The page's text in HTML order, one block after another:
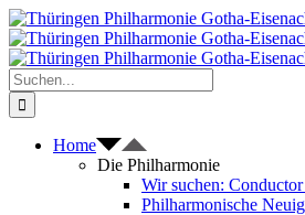
Zum
Inhalt
springen
Suche
nach:
Home
Die Philharmonie
Wir suchen:
Philharmonische